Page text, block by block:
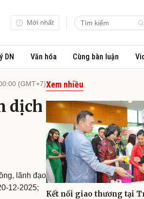
Mới nhất
DN Văn hóa Cùng bàn luận
(GMT+7)
dịch
lãnh đạo
12-2025;
Xem nhiều
Kết nối giao thương tại